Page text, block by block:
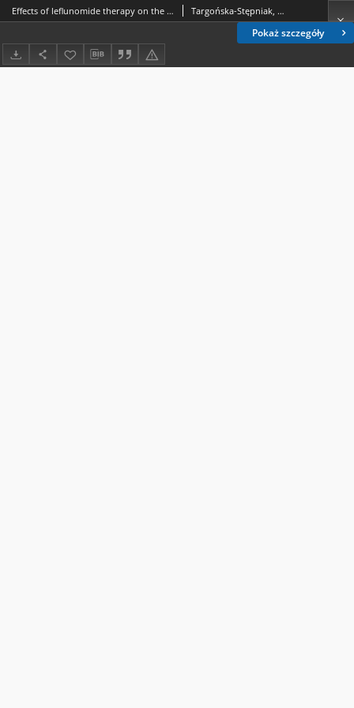
Pokaż szczegóły
Effects of leflunomide therapy on the serum lipid profile in patients with rheumatoid arthritis Targońska-Stępniak, Bożena.; Majdan, Maria.; Dryglewska, Małgorzata.; Kimak, Elżbieta.